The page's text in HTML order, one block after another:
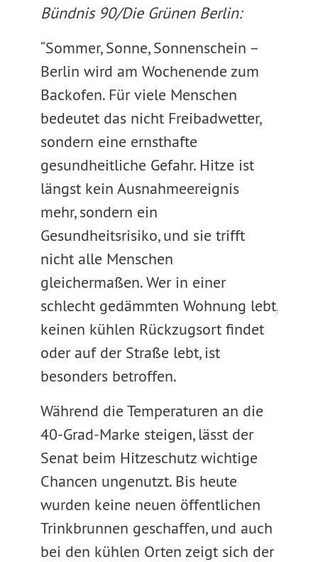
Bündnis 90/Die Grünen Berlin:
“Sommer, Sonne, Sonnenschein –
Berlin wird am Wochenende zum
Backofen. Für viele Menschen
bedeutet das nicht Freibadwetter,
sondern eine ernsthafte
gesundheitliche Gefahr. Hitze ist
längst kein Ausnahmeereignis
mehr, sondern ein
Gesundheitsrisiko, und sie trifft
nicht alle Menschen
gleichermaßen. Wer in einer
schlecht gedämmten Wohnung lebt,
keinen kühlen Rückzugsort findet
oder auf der Straße lebt, ist
besonders betroffen.
Während die Temperaturen an die
40-Grad-Marke steigen, lässt der
Senat beim Hitzeschutz wichtige
Chancen ungenutzt. Bis heute
wurden keine neuen öffentlichen
Trinkbrunnen geschaffen, und auch
bei den kühlen Orten zeigt sich der